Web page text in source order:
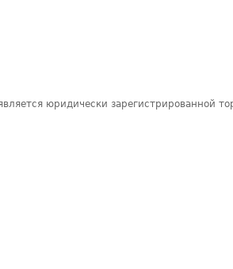
юридически зарегистрированной